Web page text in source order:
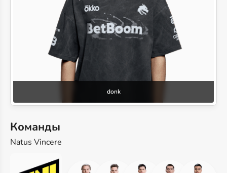
donk
Команды
Natus Vincere